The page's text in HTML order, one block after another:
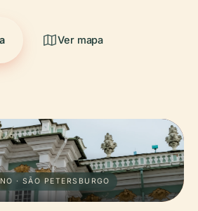
Ver mapa
· SÃO PETERSBURGO